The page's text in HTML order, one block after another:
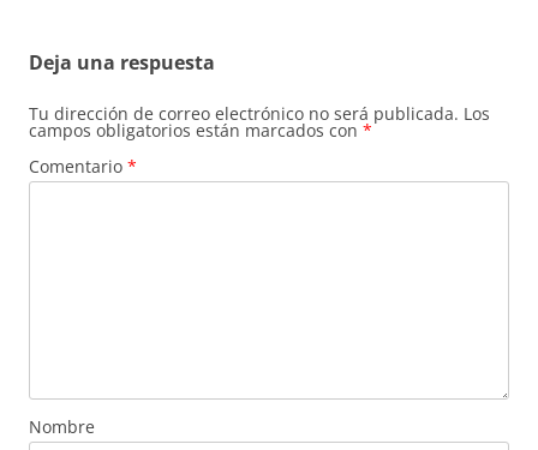
Deja una respuesta
Tu dirección de correo electrónico no será publicada. Los
campos obligatorios están marcados con *
Comentario *
Nombre